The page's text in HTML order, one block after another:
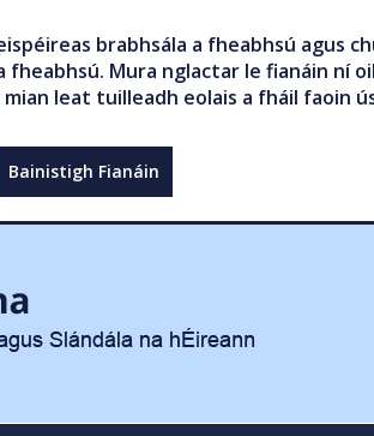
brabhsála a fheabhsú agus
Mura nglactar le fianáin ní
mian leat tuilleadh eolais a fháil faoin
Bainistigh Fianáin